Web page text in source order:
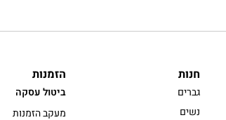
חנות
גברים
נשים
הזמנות
ביטול עסקה
מעקב הזמנות